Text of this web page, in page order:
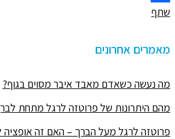
שתף
מאמרים אחרונים
מה נעשה כשאדם מאבד איבר מסוים בגוף?
מהם היתרונות של פרוטזה לרגל מתחת
פרוטזה לרגל מעל הברך – האם זה אופציה